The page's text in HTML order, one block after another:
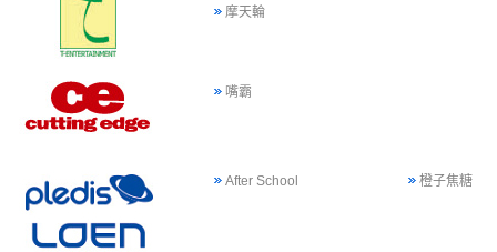
摩天輪
嘴霸
After School 橙子焦糖